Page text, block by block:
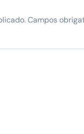
Campos